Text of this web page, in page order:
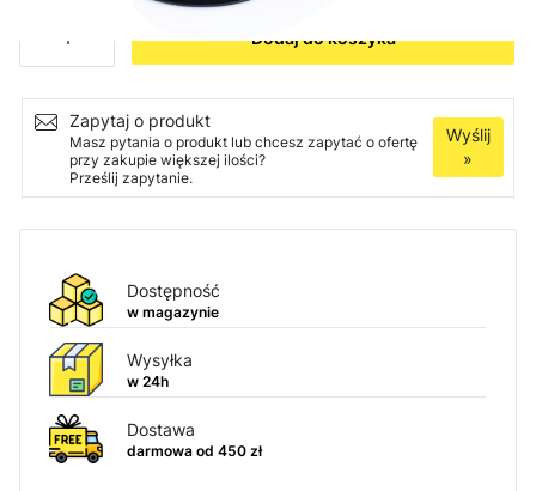
Dodaj do koszyka
Zapytaj o produkt
Masz pytania o produkt lub chcesz zapytać o ofertę
przy zakupie większej ilości?
Prześlij zapytanie.
Wyślij
»
Dostępność
w magazynie
Wysyłka
w 24h
Dostawa
darmowa od 450 zł